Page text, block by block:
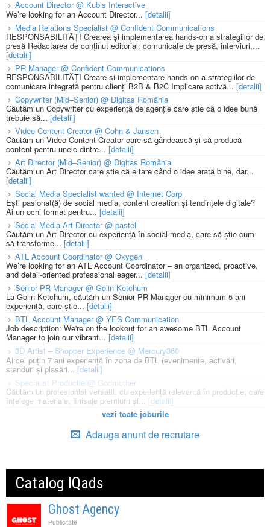
Account Director @ Kubis Interactive
We’re looking for an Account Director... [detalii]
Media Relations Specialist @ Confident Communications
RESPONSABILITĂȚI Crearea și implementarea hands-on a strategiilor de
presă Redactarea de conținut editorial: comunicate de presă, interviuri,...
[detalii]
PR Manager @ Confident Communications
RESPONSABILITĂȚI Creare și implementare hands-on a strategiilor de
comunicare integrată pentru clienți B2B & B2C Implicare activă... [detalii]
Copywriter (Mid–Senior) @ Digitas România
Căutăm un Copywriter cu experiență de agenție care știe că o idee bună
trebuie să... [detalii]
Video Content Creator @ Cohn & Jansen
Căutăm un Video Content Creator care să gândească și să producă
content pentru unele dintre... [detalii]
Art Director (Mid–Senior) @ Digitas România
Căutăm un Art Director care știe că e tare când o idee arată bine, dar...
[detalii]
Social Media Specialist wanted @ Internet Corp
Ești pasionat(ă) de social media, content creation și tendințele digitale?
Ai un ochi format pentru... [detalii]
Social Media Art Director @ pastel
Căutăm un Art Director cu experiență în social media, care să știe cum
să transforme... [detalii]
ATL Account Coordinator @ Oxygen
We’re looking for an ATL Account Coordinator – an organized, proactive,
and detail-oriented professional eager... [detalii]
Senior PR Manager @ Golin Ketchum
La Golin Ketchum, căutăm un Senior PR Manager cu minimum 5 ani
experiență, care știe... [detalii]
BTL Account Manager @ YES Communication
Job description: We're on the lookout for an awesome BTL Account
Manager to join our vibrant... [detalii]
3D Artist – Shopper Experience @ Mercury360
Ai cel puțin 7 ani experiență în zona de BTL (evenimente, activări,
standuri și plasări...[detalii]
Specialist Productie @ Godmother
Căutăm un profesionist versatil, cu experiență relevantă în producție, care
înțelege materiale, finisaje premium și... [detalii]
vezi toate joburile
Adauga anunt de recrutare
Catalog IQads
Ghost Agency
Publicitate